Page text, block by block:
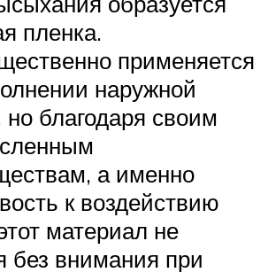
пленка.
применяется
наружной
но благодаря своим
а именно
к воздействию
материал не
без внимания при